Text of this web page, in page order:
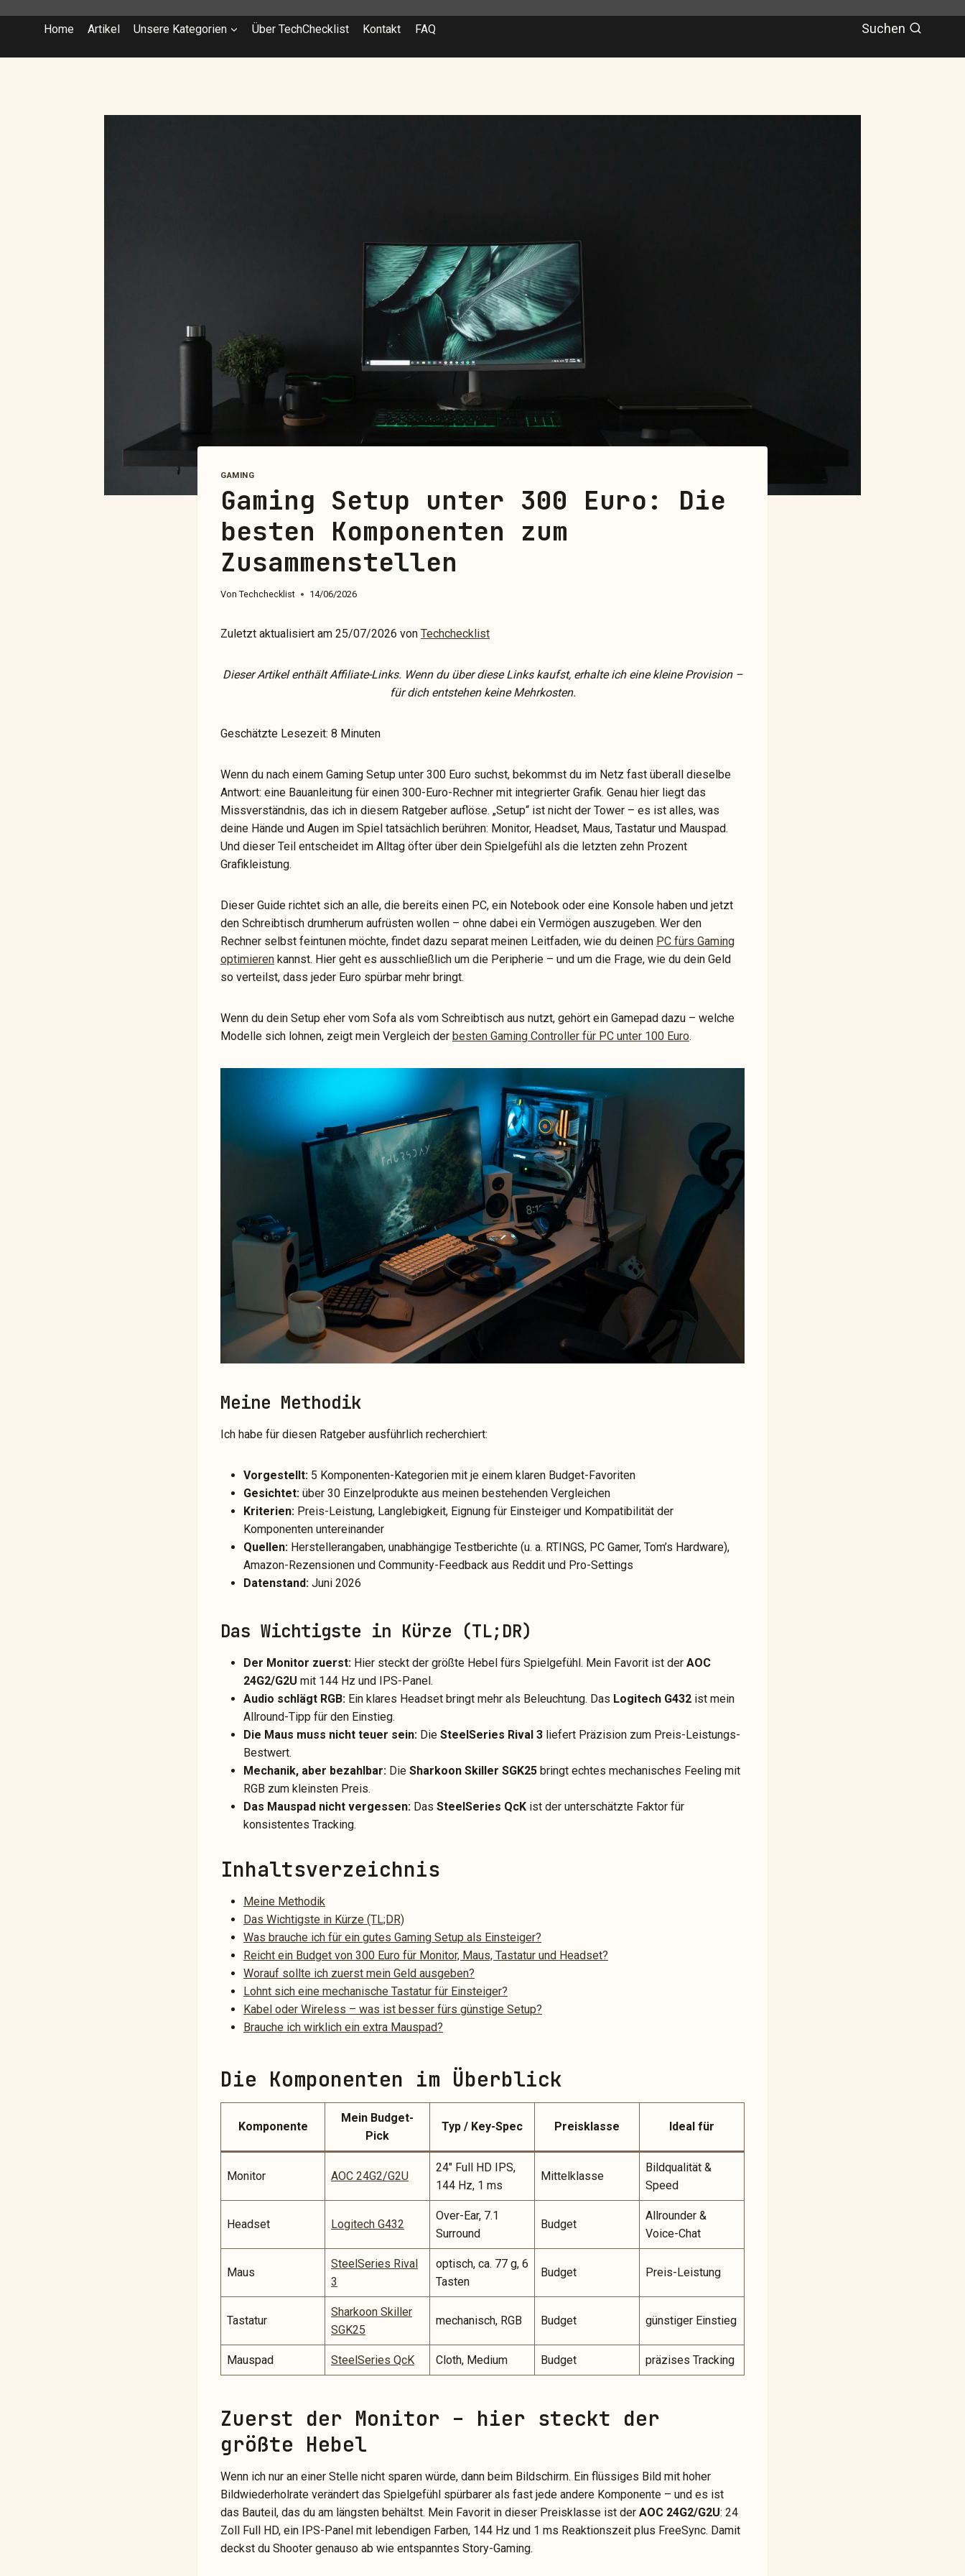
Home Artikel Unsere Kategorien Über TechChecklist Kontakt FAQ Suchen
GAMING
Gaming Setup unter 300 Euro: Die
besten Komponenten zum
Zusammenstellen
Von Techchecklist 14/06/2026
Zuletzt aktualisiert am 25/07/2026 von Techchecklist
Dieser Artikel enthält Affiliate-Links. Wenn du über diese Links kaufst, erhalte ich eine kleine Provision –
für dich entstehen keine Mehrkosten.
Geschätzte Lesezeit: 8 Minuten
Wenn du nach einem Gaming Setup unter 300 Euro suchst, bekommst du im Netz fast überall dieselbe
Antwort: eine Bauanleitung für einen 300-Euro-Rechner mit integrierter Grafik. Genau hier liegt das
Missverständnis, das ich in diesem Ratgeber auflöse. „Setup“ ist nicht der Tower – es ist alles, was
deine Hände und Augen im Spiel tatsächlich berühren: Monitor, Headset, Maus, Tastatur und Mauspad.
Und dieser Teil entscheidet im Alltag öfter über dein Spielgefühl als die letzten zehn Prozent
Grafikleistung.
Dieser Guide richtet sich an alle, die bereits einen PC, ein Notebook oder eine Konsole haben und jetzt
den Schreibtisch drumherum aufrüsten wollen – ohne dabei ein Vermögen auszugeben. Wer den
Rechner selbst feintunen möchte, findet dazu separat meinen Leitfaden, wie du deinen PC fürs Gaming
optimieren kannst. Hier geht es ausschließlich um die Peripherie – und um die Frage, wie du dein Geld
so verteilst, dass jeder Euro spürbar mehr bringt.
Wenn du dein Setup eher vom Sofa als vom Schreibtisch aus nutzt, gehört ein Gamepad dazu – welche
Modelle sich lohnen, zeigt mein Vergleich der besten Gaming Controller für PC unter 100 Euro.
Meine Methodik
Ich habe für diesen Ratgeber ausführlich recherchiert:
Vorgestellt: 5 Komponenten-Kategorien mit je einem klaren Budget-Favoriten
Gesichtet: über 30 Einzelprodukte aus meinen bestehenden Vergleichen
Kriterien: Preis-Leistung, Langlebigkeit, Eignung für Einsteiger und Kompatibilität der
Komponenten untereinander
Quellen: Herstellerangaben, unabhängige Testberichte (u. a. RTINGS, PC Gamer, Tom’s Hardware),
Amazon-Rezensionen und Community-Feedback aus Reddit und Pro-Settings
Datenstand: Juni 2026
Das Wichtigste in Kürze (TL;DR)
Der Monitor zuerst: Hier steckt der größte Hebel fürs Spielgefühl. Mein Favorit ist der AOC
24G2/G2U mit 144 Hz und IPS-Panel.
Audio schlägt RGB: Ein klares Headset bringt mehr als Beleuchtung. Das Logitech G432 ist mein
Allround-Tipp für den Einstieg.
Die Maus muss nicht teuer sein: Die SteelSeries Rival 3 liefert Präzision zum Preis-Leistungs-
Bestwert.
Mechanik, aber bezahlbar: Die Sharkoon Skiller SGK25 bringt echtes mechanisches Feeling mit
RGB zum kleinsten Preis.
Das Mauspad nicht vergessen: Das SteelSeries QcK ist der unterschätzte Faktor für
konsistentes Tracking.
Inhaltsverzeichnis
Meine Methodik
Das Wichtigste in Kürze (TL;DR)
Was brauche ich für ein gutes Gaming Setup als Einsteiger?
Reicht ein Budget von 300 Euro für Monitor, Maus, Tastatur und Headset?
Worauf sollte ich zuerst mein Geld ausgeben?
Lohnt sich eine mechanische Tastatur für Einsteiger?
Kabel oder Wireless – was ist besser fürs günstige Setup?
Brauche ich wirklich ein extra Mauspad?
Die Komponenten im Überblick
Komponente
Mein Budget-
Pick
Typ / Key-Spec Preisklasse Ideal für
Monitor AOC 24G2/G2U
24″ Full HD IPS,
144 Hz, 1 ms
Mittelklasse
Bildqualität &
Speed
Headset Logitech G432
Over-Ear, 7.1
Surround
Budget
Allrounder &
Voice-Chat
Maus
SteelSeries Rival
3
optisch, ca. 77 g, 6
Tasten
Budget Preis-Leistung
Tastatur
Sharkoon Skiller
SGK25
mechanisch, RGB Budget günstiger Einstieg
Mauspad SteelSeries QcK Cloth, Medium Budget präzises Tracking
Zuerst der Monitor – hier steckt der
größte Hebel
Wenn ich nur an einer Stelle nicht sparen würde, dann beim Bildschirm. Ein flüssiges Bild mit hoher
Bildwiederholrate verändert das Spielgefühl spürbarer als fast jede andere Komponente – und es ist
das Bauteil, das du am längsten behältst. Mein Favorit in dieser Preisklasse ist der AOC 24G2/G2U: 24
Zoll Full HD, ein IPS-Panel mit lebendigen Farben, 144 Hz und 1 ms Reaktionszeit plus FreeSync. Damit
deckst du Shooter genauso ab wie entspanntes Story-Gaming.